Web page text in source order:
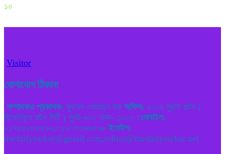
১০
Visitor
যোগাযোগ ঠিকানা
সম্পাদকও প্রকাশক: মুহম্মদ ওবায়দুল হক অফিস: ৫১/এ পুরানা পল্টন (
রিসোর্সফুল পল্টন সিটি ) স্যুট-৬০৮ ঢাকা--১০০০। মোবাইল:
০১৭৫৫৮৮৩৫৯৬,০১৯৭৭৩৬৬৫৬৬ ইমেইল:
thedailysarkar@gmail.com,editor@thedailysarkar.net.